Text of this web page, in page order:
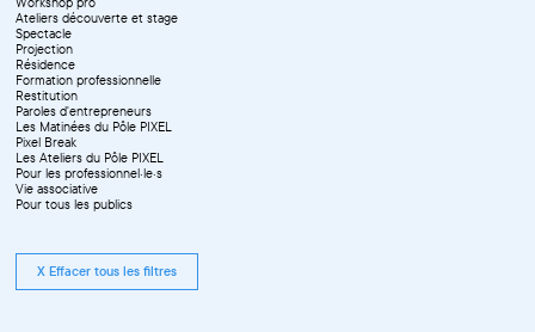
Ateliers découverte et stage
Spectacle
Projection
Résidence
Formation professionnelle
Restitution
Paroles d'entrepreneurs
Les Matinées du Pôle PIXEL
Pixel Break
Les Ateliers du Pôle PIXEL
Pour les professionnel·le·s
Vie associative
Pour tous les publics
X Effacer tous les filtres